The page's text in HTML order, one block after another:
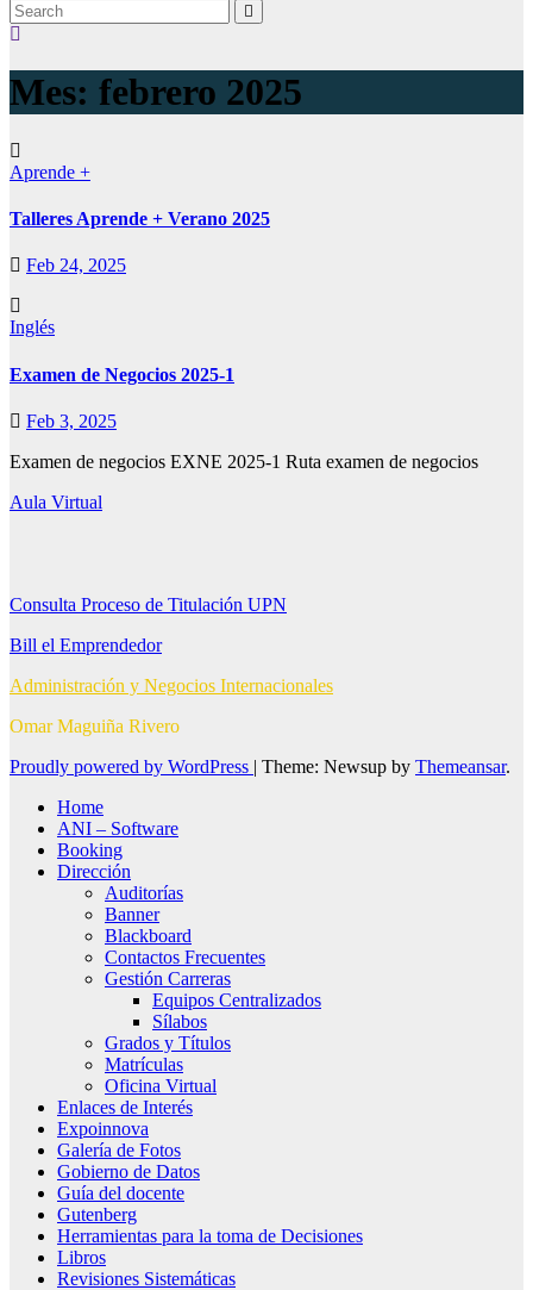
Mes: febrero 2025
Aprende +
Talleres Aprende + Verano 2025
Feb 24, 2025
Inglés
Examen de Negocios 2025-1
Feb 3, 2025
Examen de negocios EXNE 2025-1 Ruta examen de negocios
Aula Virtual
Consulta Proceso de Titulación UPN
Bill el Emprendedor
Administración y Negocios Internacionales
Omar Maguiña Rivero
Proudly powered by WordPress | Theme: Newsup by Themeansar.
Home
ANI – Software
Booking
Dirección
Auditorías
Banner
Blackboard
Contactos Frecuentes
Gestión Carreras
Equipos Centralizados
Sílabos
Grados y Títulos
Matrículas
Oficina Virtual
Enlaces de Interés
Expoinnova
Galería de Fotos
Gobierno de Datos
Guía del docente
Gutenberg
Herramientas para la toma de Decisiones
Libros
Revisiones Sistemáticas